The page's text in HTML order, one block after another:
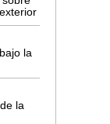
la
la